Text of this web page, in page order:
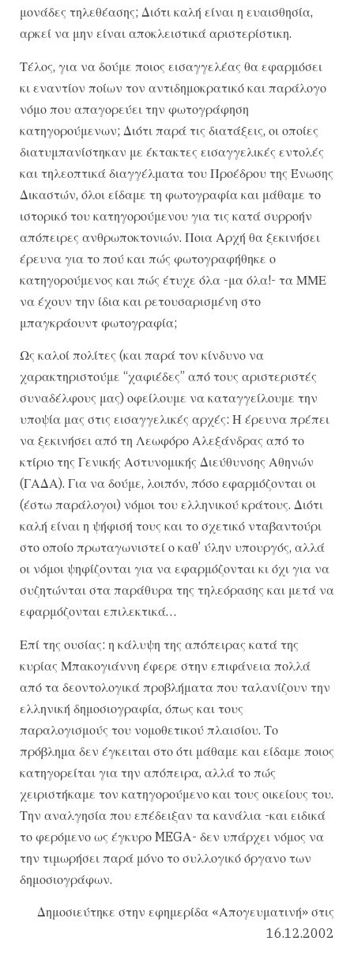
μονάδες τηλεθέασης; Διότι καλή είναι η ευαισθησία,
αρκεί να μην είναι αποκλειστικά αριστερίστικη.
Τέλος, για να δούμε ποιος εισαγγελέας θα εφαρμόσει
κι εναντίον ποίων τον αντιδημοκρατικό και παράλογο
νόμο που απαγορεύει την φωτογράφηση
κατηγορούμενων; Διότι παρά τις διατάξεις, οι οποίες
διατυμπανίστηκαν με έκτακτες εισαγγελικές εντολές
και τηλεοπτικά διαγγέλματα του Προέδρου της Ένωσης
Δικαστών, όλοι είδαμε τη φωτογραφία και μάθαμε το
ιστορικό του κατηγορούμενου για τις κατά συρροήν
απόπειρες ανθρωποκτονιών. Ποια Αρχή θα ξεκινήσει
έρευνα για το πού και πώς φωτογραφήθηκε ο
κατηγορούμενος και πώς έτυχε όλα -μα όλα!- τα ΜΜΕ
να έχουν την ίδια και ρετουσαρισμένη στο
μπαγκράουντ φωτογραφία;
Ως καλοί πολίτες (και παρά τον κίνδυνο να
χαρακτηριστούμε “χαφιέδες” από τους αριστεριστές
συναδέλφους μας) οφείλουμε να καταγγείλουμε την
υποψία μας στις εισαγγελικές αρχές: Η έρευνα πρέπει
να ξεκινήσει από τη Λεωφόρο Αλεξάνδρας από το
κτίριο της Γενικής Αστυνομικής Διεύθυνσης Αθηνών
(ΓΑΔΑ). Για να δούμε, λοιπόν, πόσο εφαρμόζονται οι
(έστω παράλογοι) νόμοι του ελληνικού κράτους. Διότι
καλή είναι η ψήφισή τους και το σχετικό νταβαντούρι
στο οποίο πρωταγωνιστεί ο καθ’ ύλην υπουργός, αλλά
οι νόμοι ψηφίζονται για να εφαρμόζονται κι όχι για να
συζητώνται στα παράθυρα της τηλεόρασης και μετά να
εφαρμόζονται επιλεκτικά…
Επί της ουσίας: η κάλυψη της απόπειρας κατά της
κυρίας Μπακογιάννη έφερε στην επιφάνεια πολλά
από τα δεοντολογικά προβλήματα που ταλανίζουν την
ελληνική δημοσιογραφία, όπως και τους
παραλογισμούς του νομοθετικού πλαισίου. Το
πρόβλημα δεν έγκειται στο ότι μάθαμε και είδαμε ποιος
κατηγορείται για την απόπειρα, αλλά το πώς
χειριστήκαμε τον κατηγορούμενο και τους οικείους του.
Την αναλγησία που επέδειξαν τα κανάλια -και ειδικά
το φερόμενο ως έγκυρο MEGΑ- δεν υπάρχει νόμος να
την τιμωρήσει παρά μόνο το συλλογικό όργανο των
δημοσιογράφων.
Δημοσιεύτηκε στην εφημερίδα «Απογευματινή» στις
16.12.2002